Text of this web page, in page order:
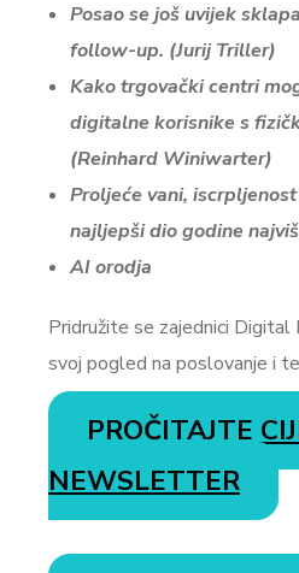
Posao se još uvijek
follow-up. (Jurij Triller)
Kako trgovački centri
digitalne korisnike s
(Reinhard Winiwarter)
Proljeće vani,
najljepši dio godine
AI orodja
Pridružite se zajednici
svoj pogled na poslovanje i
PROČITAJTE
NEWSLETTER